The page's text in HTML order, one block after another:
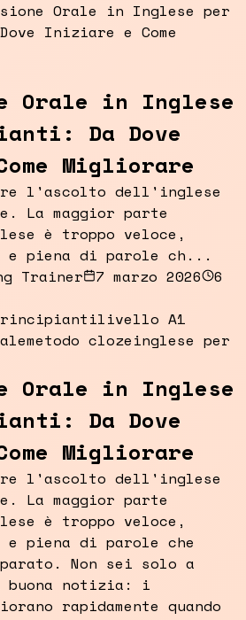
Orale in Inglese per
Iniziare e Come
Orale in Inglese
Da Dove
Migliorare
l'ascolto dell'inglese
La maggior parte
è troppo veloce,
e piena di parole ch...
Trainer
7 marzo 2026
6
livello A1
metodo clozeinglese per
Orale in Inglese
Da Dove
Migliorare
l'ascolto dell'inglese
La maggior parte
è troppo veloce,
e piena di parole che
Non sei solo a
notizia: i
rapidamente quando